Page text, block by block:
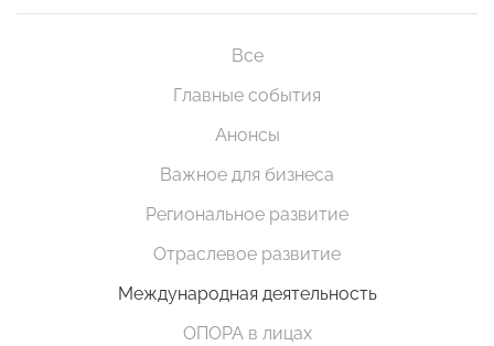
Все
Главные события
Анонсы
Важное для бизнеса
Региональное развитие
Отраслевое развитие
Международная деятельность
ОПОРА в лицах